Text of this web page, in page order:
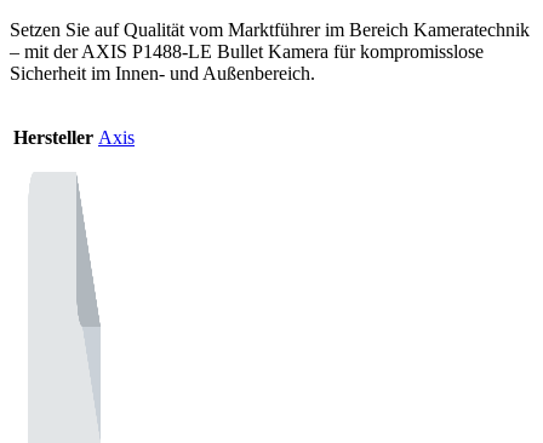
Setzen Sie auf Qualität vom Marktführer im Bereich Kameratechnik
– mit der AXIS P1488-LE Bullet Kamera für kompromisslose
Sicherheit im Innen- und Außenbereich.
Hersteller Axis